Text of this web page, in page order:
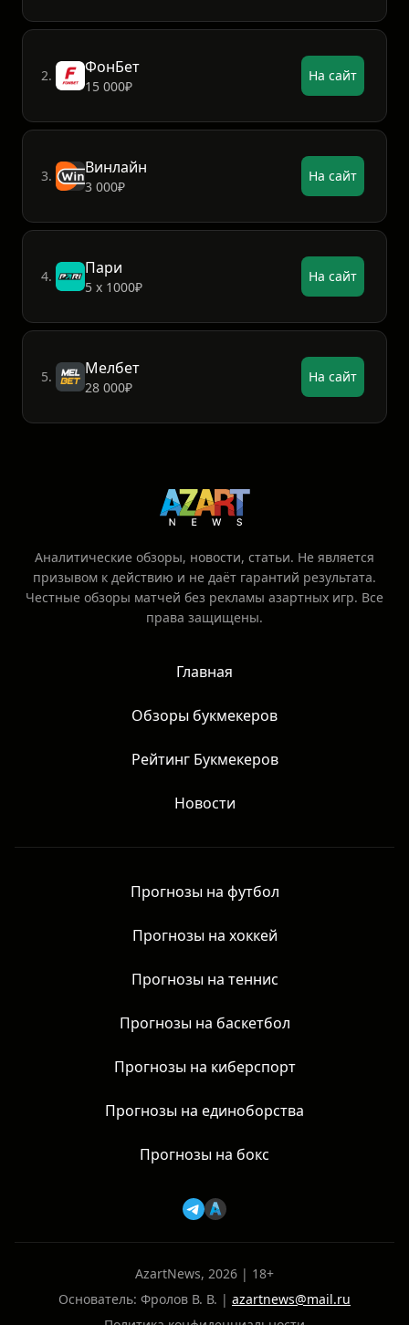
2. ФонБет
15 000₽
На сайт
3. Винлайн
3 000₽
На сайт
4. Пари
5 х 1000₽
На сайт
5. Мелбет
28 000₽
На сайт
Аналитические обзоры, новости, статьи. Не является
призывом к действию и не даёт гарантий результата.
Честные обзоры матчей без рекламы азартных игр. Все
права защищены.
Главная
Обзоры букмекеров
Рейтинг Букмекеров
Новости
Прогнозы на футбол
Прогнозы на хоккей
Прогнозы на теннис
Прогнозы на баскетбол
Прогнозы на киберспорт
Прогнозы на единоборства
Прогнозы на бокс
AzartNews, 2026 | 18+
Основатель: Фролов В. В. | azartnews@mail.ru